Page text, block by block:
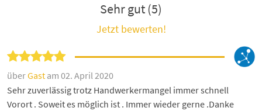
Sehr gut (5)
Jetzt bewerten!
überGast am 02. April 2020
Sehr zuverlässig trotz Handwerkermangel immer schnell
Vorort . Soweit es möglich ist . Immer wieder gerne .Danke